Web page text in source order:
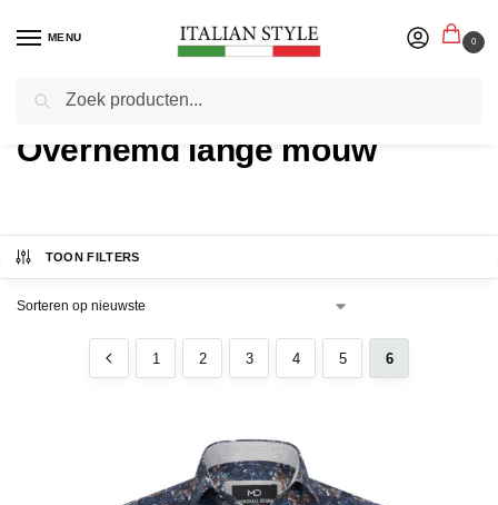
MENU 0
Home Product Soort / Pagina 6
Overhemd lange mouw
TOON FILTERS
1 2 3 4 5 6